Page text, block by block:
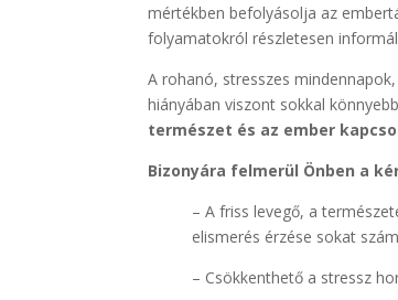
mértékben befolyásolja az
folyamatokról részletesen
A rohanó, stresszes
hiányában viszont sokkal
természet és az ember
Bizonyára felmerül Önben a
– A friss levegő, a
elismerés érzése sokat
– Csökkenthető a stressz